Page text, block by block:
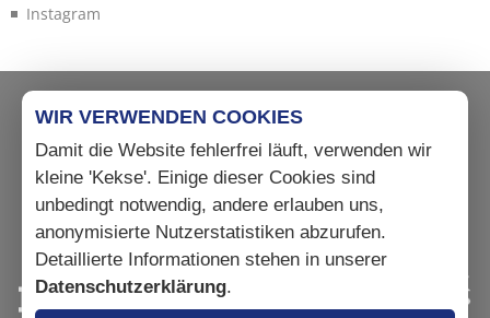
Instagram
WIR VERWENDEN COOKIES
Damit die Website fehlerfrei läuft, verwenden wir
kleine 'Kekse'. Einige dieser Cookies sind
unbedingt notwendig, andere erlauben uns,
anonymisierte Nutzerstatistiken abzurufen.
Detaillierte Informationen stehen in unserer
Datenschutzerklärung.